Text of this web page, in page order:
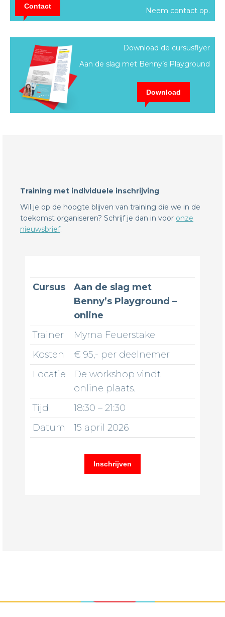
Neem contact op.
Contact
Download de cursusflyer
Aan de slag met Benny’s Playground
Download
Training met individuele inschrijving
Wil je op de hoogte blijven van training die we in de
toekomst organiseren? Schrijf je dan in voor onze
nieuwsbrief.
Cursus
Aan de slag met
Benny’s Playground –
online
Trainer
Myrna Feuerstake
Kosten
€ 95,- per deelnemer
Locatie
De workshop vindt
online plaats.
Tijd
18:30 – 21:30
Datum
​15 april 2026
Inschrijven